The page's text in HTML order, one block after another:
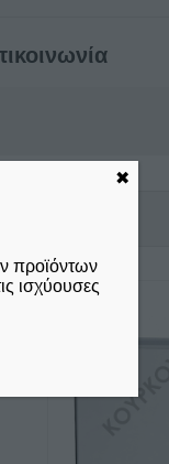
προϊόντων
ισχύουσες
✖